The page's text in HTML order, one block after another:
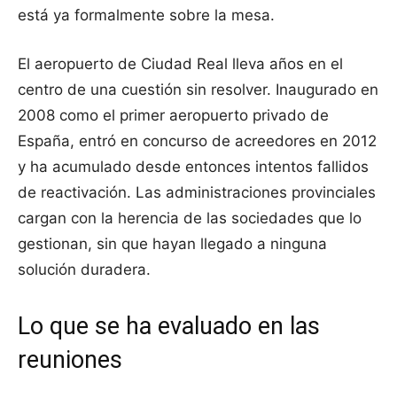
está ya formalmente sobre la mesa.
El aeropuerto de Ciudad Real lleva años en el
centro de una cuestión sin resolver. Inaugurado en
2008 como el primer aeropuerto privado de
España, entró en concurso de acreedores en 2012
y ha acumulado desde entonces intentos fallidos
de reactivación. Las administraciones provinciales
cargan con la herencia de las sociedades que lo
gestionan, sin que hayan llegado a ninguna
solución duradera.
Lo que se ha evaluado en las
reuniones